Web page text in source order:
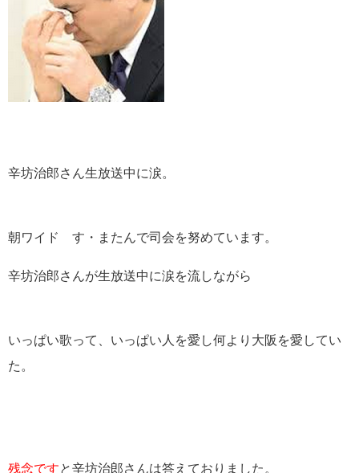
辛坊治郎さん生放送中に涙。
朝ワイド す・またんで司会を努めています。
辛坊治郎さんが生放送中に涙を流しながら
いっぱい歌って、いっぱい人を愛し何より大阪を愛してい
た。
残念です と辛坊治郎さんは答えておりました。